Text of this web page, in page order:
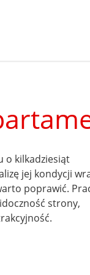
o kilkadziesiąt
jej kondycji
poprawić.
strony,